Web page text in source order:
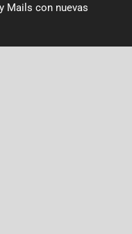
Mails con nuevas